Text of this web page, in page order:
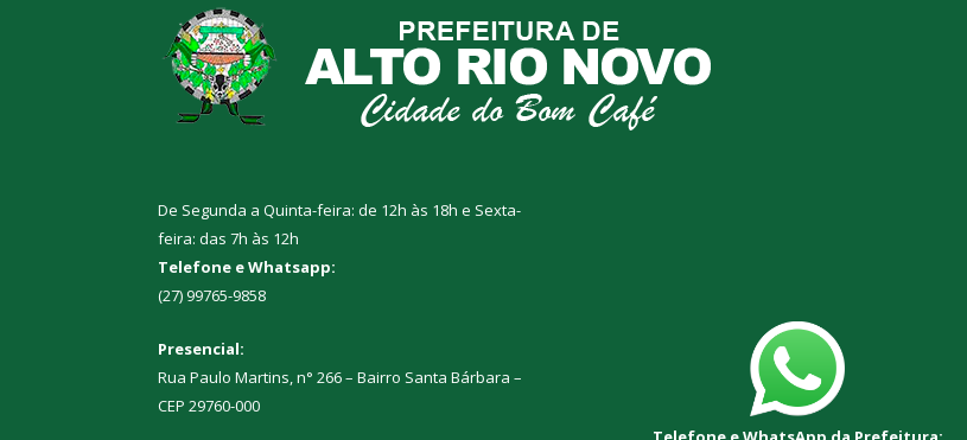
De Segunda a Quinta-feira: de 12h às 18h e Sexta-
feira: das 7h às 12h
Telefone e Whatsapp:
(27) 99765-9858
Presencial:
Rua Paulo Martins, n° 266 – Bairro Santa Bárbara –
CEP 29760-000